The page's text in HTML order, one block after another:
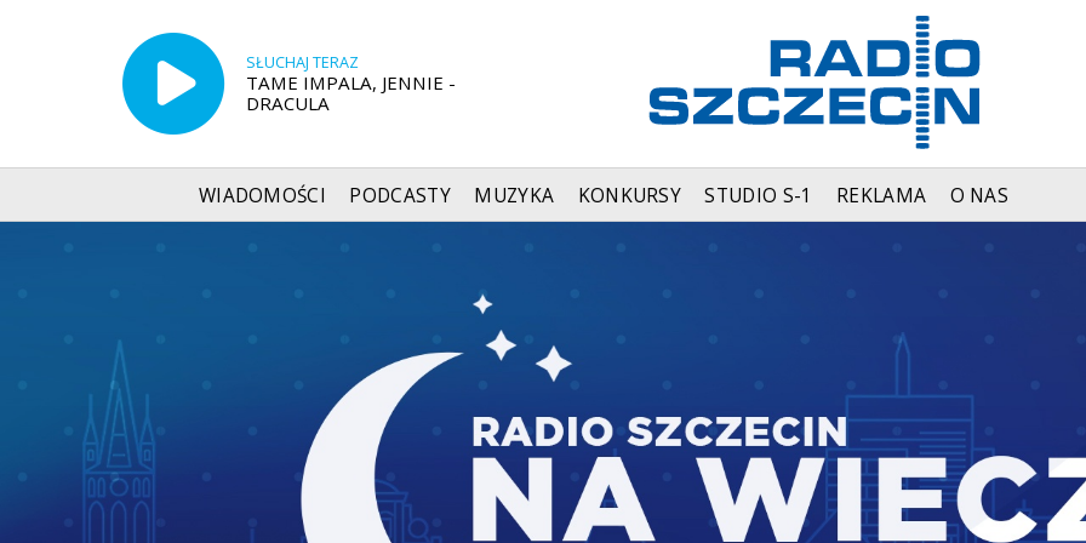
SŁUCHAJ TERAZ
TAME IMPALA, JENNIE -
DRACULA
WIADOMOŚCI PODCASTY MUZYKA KONKURSY STUDIO S-1 REKLAMA O NAS